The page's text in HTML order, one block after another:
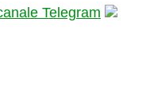
Telegram